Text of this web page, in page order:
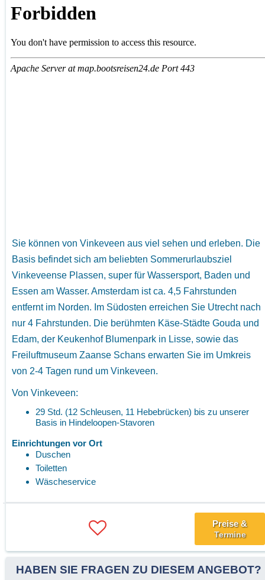
Sie können von Vinkeveen aus viel sehen und erleben. Die
Basis befindet sich am beliebten Sommerurlaubsziel
Vinkeveense Plassen, super für Wassersport, Baden und
Essen am Wasser. Amsterdam ist ca. 4,5 Fahrstunden
entfernt im Norden. Im Südosten erreichen Sie Utrecht nach
nur 4 Fahrstunden. Die berühmten Käse-Städte Gouda und
Edam, der Keukenhof Blumenpark in Lisse, sowie das
Freiluftmuseum Zaanse Schans erwarten Sie im Umkreis
von 2-4 Tagen rund um Vinkeveen.
Von Vinkeveen:
29 Std. (12 Schleusen, 11 Hebebrücken) bis zu unserer
Basis in Hindeloopen-Stavoren
Einrichtungen vor Ort
Duschen
Toiletten
Wäscheservice
Preise &
Termine
HABEN SIE FRAGEN ZU DIESEM ANGEBOT?